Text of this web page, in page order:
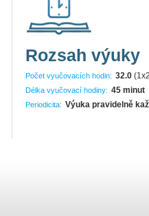
Rozsah výuky
Počet vyučovacích hodin: 32.0
Délka vyučovací hodiny: 45 minut
Periodicita: Výuka pravidelně